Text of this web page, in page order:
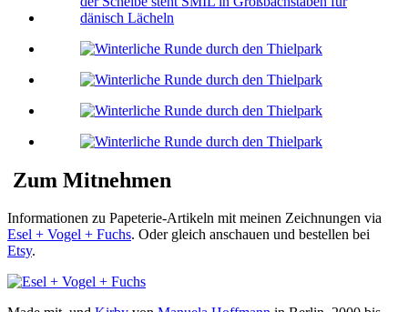
Zum Mitnehmen
Informationen zu Papeterie-Artikeln mit meinen Zeichnungen via
Esel + Vogel + Fuchs. Oder gleich anschauen und bestellen bei
Etsy.